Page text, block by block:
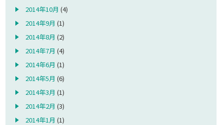
2014年10月 (4)
2014年9月 (1)
2014年8月 (2)
2014年7月 (4)
2014年6月 (1)
2014年5月 (6)
2014年3月 (1)
2014年2月 (3)
2014年1月 (1)